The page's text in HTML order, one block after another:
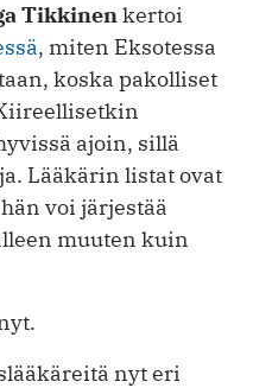
Tikkinenkertoi
, miten Eksotessa
koska pakolliset
ajoin, sillä
Lääkärin listat ovat
voi järjestää
muuten kuin
nyt eri